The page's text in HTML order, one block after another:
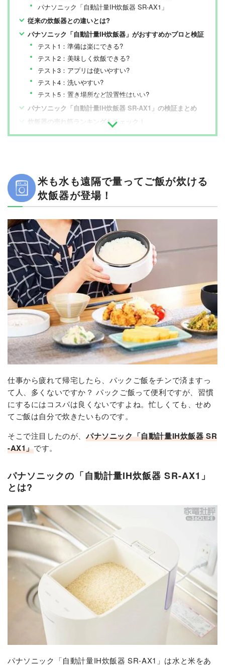
パナソニック「自動計量IH炊飯器 SR-AX1」
従来の炊飯器との違いとは?
パナソニック「自動計量IH炊飯器」がおすすめかプロと検証
テスト1：準備は楽にできる?
テスト2：美味しく炊飯できる?
テスト3：アプリは使いやすい?
テスト4：洗いやすい?
テスト5：置き場所など設置性はいい?
パナソニック「自動計量IH炊飯器 SR-AX1」の検証まとめ
炊飯器の売れ筋ランキングもチェック！
米も水も遠隔で量ってご飯が炊ける
炊飯器が登場！
仕事から疲れて帰宅したら、パックご飯をチンで済ますっ
て人、多くないですか？ パックご飯って便利ですが、習慣
にするにはコスパは良くないですよね。忙しくても、せめ
てご飯は自分で炊きたいものです。
そこで注目したのが、 パナソニック「自動計量IH炊飯器 SR
-AX1」です。
パナソニックの「自動計量IH炊飯器 SR-AX1」
とは?
パナソニック「自動計量IH炊飯器 SR-AX1」は水と米をあ